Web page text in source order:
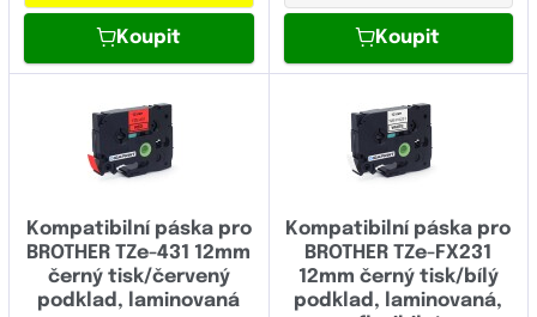
Koupit Koupit
Kompatibilní páska pro
BROTHER TZe-431 12mm
černý tisk/červený
podklad, laminovaná
Kompatibilní páska pro
BROTHER TZe-FX231
12mm černý tisk/bílý
podklad, laminovaná,